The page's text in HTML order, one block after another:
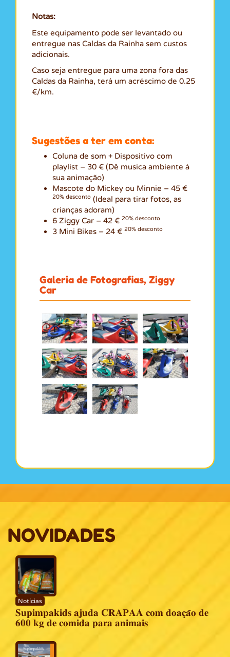
Notas:
Este equipamento pode ser levantado ou
entregue nas Caldas da Rainha sem custos
adicionais.
Caso seja entregue para uma zona fora das
Caldas da Rainha, terá um acréscimo de 0.25
€/km.
Sugestões a ter em conta:
Coluna de som + Dispositivo com
playlist – 30 € (Dê musica ambiente à
sua animação)
Mascote do Mickey ou Minnie – 45 €
20% desconto (Ideal para tirar fotos, as
crianças adoram)
6 Ziggy Car – 42 € 20% desconto
3 Mini Bikes – 24 € 20% desconto
Galeria de Fotografias, Ziggy
Car
NOVIDADES
Notícias
𝐒𝐮𝐩𝐢𝐦𝐩𝐚𝐤𝐢𝐝𝐬 𝐚𝐣𝐮𝐝𝐚 𝐂𝐑𝐀𝐏𝐀𝐀 𝐜𝐨𝐦 𝐝𝐨𝐚𝐜̧𝐚̃𝐨 𝐝𝐞
𝟔𝟎𝟎 𝐤𝐠 𝐝𝐞 𝐜𝐨𝐦𝐢𝐝𝐚 𝐩𝐚𝐫𝐚 𝐚𝐧𝐢𝐦𝐚𝐢𝐬